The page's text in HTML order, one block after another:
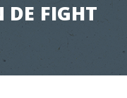
FIGHT